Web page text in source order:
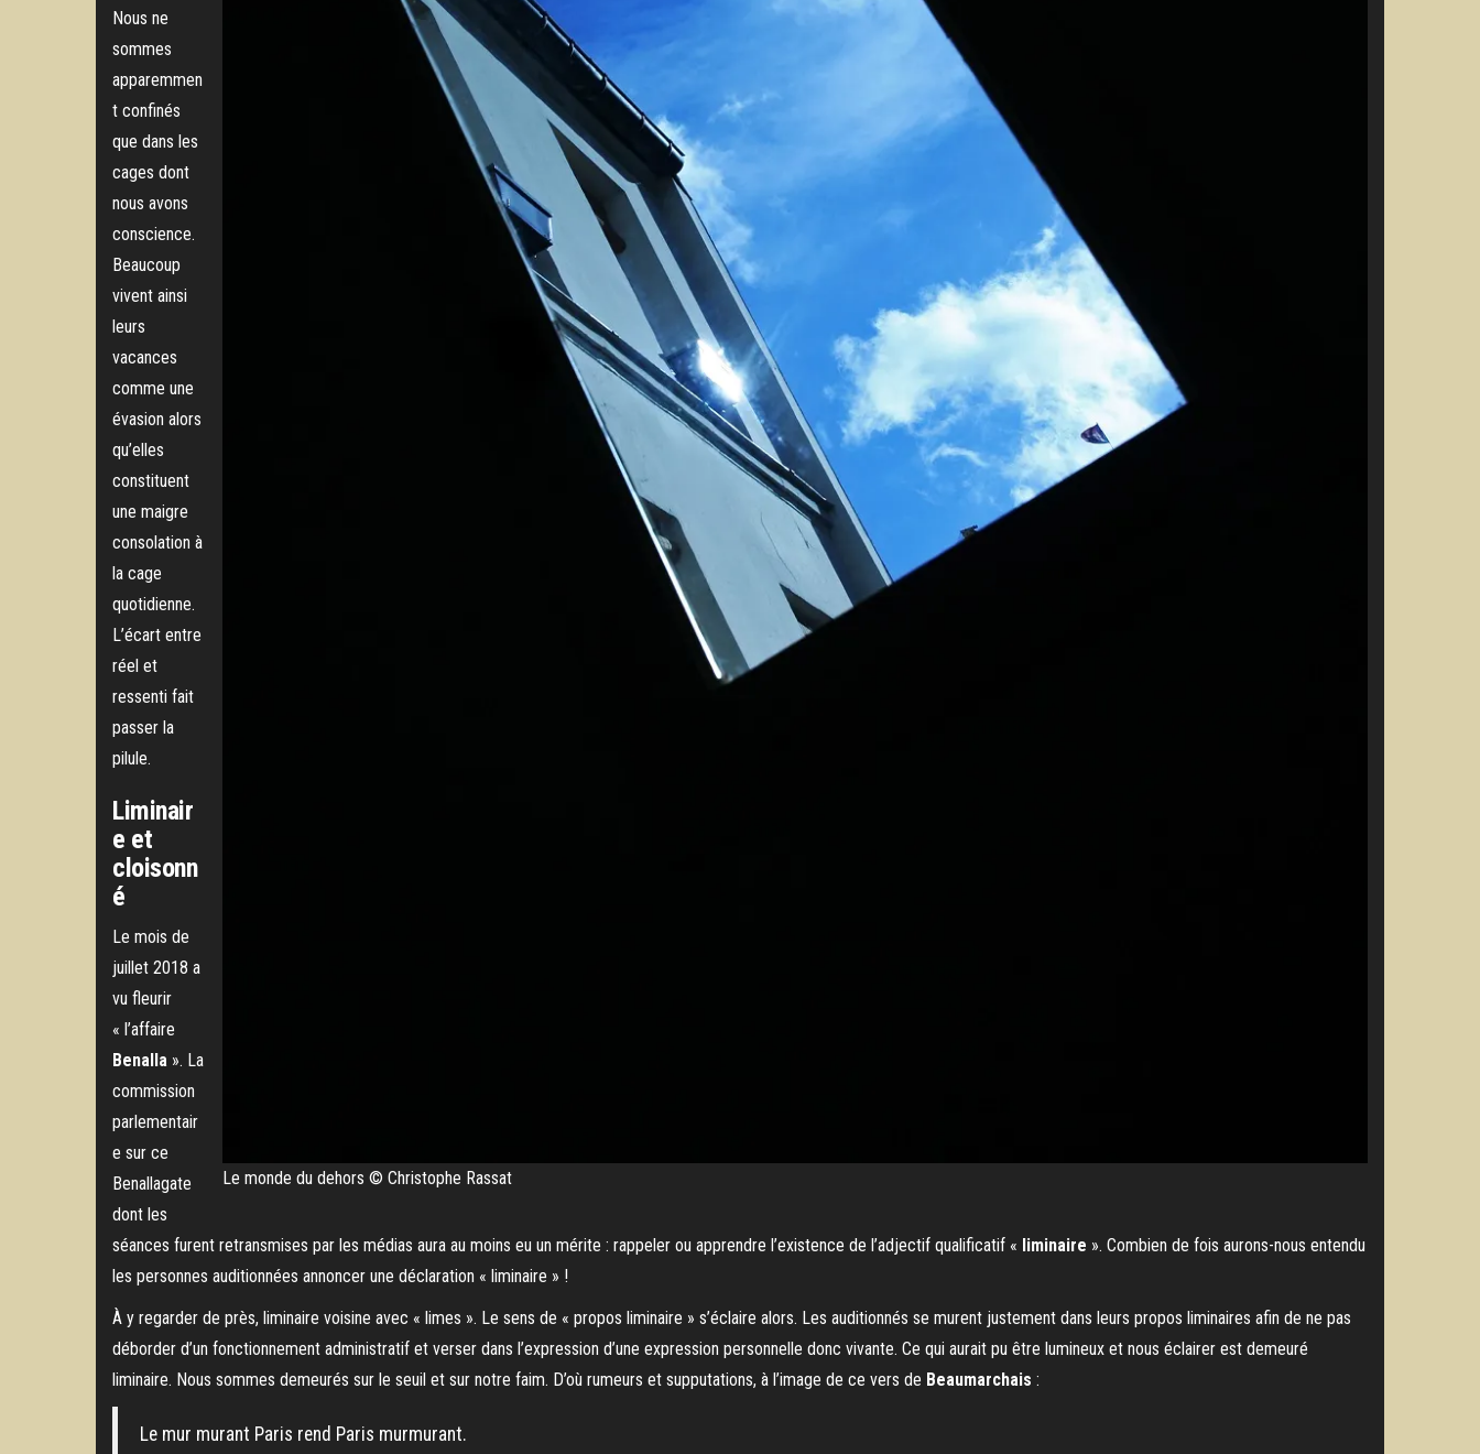
Le monde du dehors © Christophe Rassat
Nous ne
sommes
apparemmen
t confinés
que dans les
cages dont
nous avons
conscience.
Beaucoup
vivent ainsi
leurs
vacances
comme une
évasion alors
qu’elles
constituent
une maigre
consolation à
la cage
quotidienne.
L’écart entre
réel et
ressenti fait
passer la
pilule.
Liminair
e et
cloisonn
é
Le mois de
juillet 2018 a
vu fleurir
« l’affaire
Benalla ». La
commission
parlementair
e sur ce
Benallagate
dont les
séances furent retransmises par les médias aura au moins eu un mérite : rappeler ou apprendre l’existence de l’adjectif qualificatif « liminaire ». Combien de fois aurons-nous entendu
les personnes auditionnées annoncer une déclaration « liminaire » !
À y regarder de près, liminaire voisine avec « limes ». Le sens de « propos liminaire » s’éclaire alors. Les auditionnés se murent justement dans leurs propos liminaires afin de ne pas
déborder d’un fonctionnement administratif et verser dans l’expression d’une expression personnelle donc vivante. Ce qui aurait pu être lumineux et nous éclairer est demeuré
liminaire. Nous sommes demeurés sur le seuil et sur notre faim. D’où rumeurs et supputations, à l’image de ce vers de Beaumarchais :
Le mur murant Paris rend Paris murmurant.